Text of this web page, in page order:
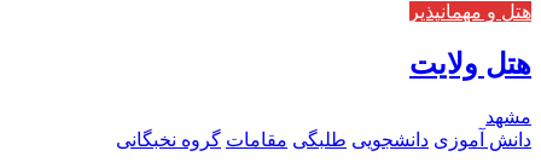
هتل و مهمانپذیر
هتل ولایت
مشهد
دانش آموزی دانشجویی طلبگی مقامات گروه نخبگانی